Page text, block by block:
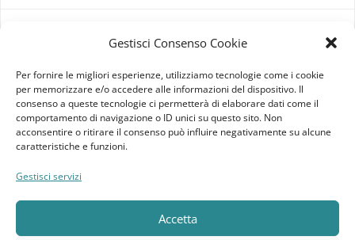
Gestisci Consenso Cookie
Per fornire le migliori esperienze, utilizziamo tecnologie come i cookie
per memorizzare e/o accedere alle informazioni del dispositivo. Il
consenso a queste tecnologie ci permetterà di elaborare dati come il
comportamento di navigazione o ID unici su questo sito. Non
acconsentire o ritirare il consenso può influire negativamente su alcune
caratteristiche e funzioni.
Gestisci servizi
Accetta
Indirizzi
Metodi di pagamento
Dettagli account
Lista dei desideri